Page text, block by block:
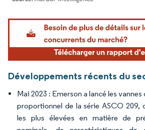
Image © Mordor Intelligence. La réutilisation
Développements récents du
Mai 2023 : Emerson a lancé les
proportionnel de la série ASCO 209,
les plus élevées en matière de